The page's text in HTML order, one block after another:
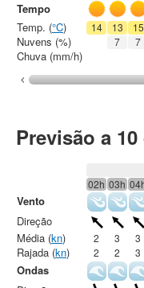
14 13 15
7
7
Tempo
Temp. (°C)
Nuvens (%)
Chuva (mm/h)
Previsão a
02h 03h
2 3 3
2
2 3
Vento
Direção
Média (kn)
Rajada (kn)
Ondas